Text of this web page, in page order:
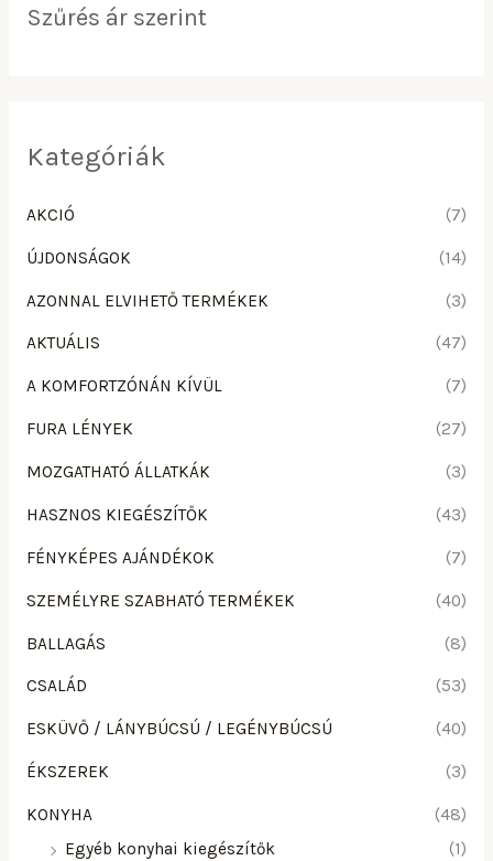
Szűrés ár szerint
Kategóriák
AKCIÓ (7)
ÚJDONSÁGOK (14)
AZONNAL ELVIHETŐ TERMÉKEK (3)
AKTUÁLIS (47)
A KOMFORTZÓNÁN KÍVÜL (7)
FURA LÉNYEK (27)
MOZGATHATÓ ÁLLATKÁK (3)
HASZNOS KIEGÉSZÍTŐK (43)
FÉNYKÉPES AJÁNDÉKOK (7)
SZEMÉLYRE SZABHATÓ TERMÉKEK (40)
BALLAGÁS (8)
CSALÁD (53)
ESKÜVŐ / LÁNYBÚCSÚ / LEGÉNYBÚCSÚ (40)
ÉKSZEREK (3)
KONYHA
(48)
Egyéb konyhai kiegészítők
(1)